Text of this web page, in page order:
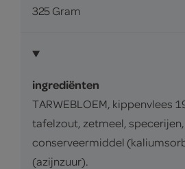
325 Gram
ingrediënten
TARWEBLOEM, kippenvlees
tafelzout, zetmeel,
conserveermiddel
(azijnzuur).